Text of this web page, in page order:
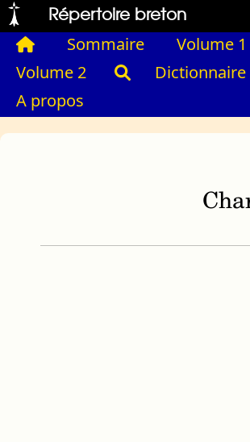
Répertoire breton
Sommaire
Volume 1
Volume 2
A propos